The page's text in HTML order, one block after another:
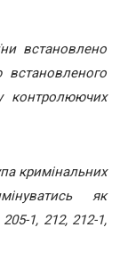
встановлено
встановленого
контролюючих
кримінальних
як
1, 212, 212-1,